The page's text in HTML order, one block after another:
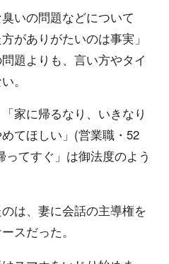
いの問題などについて
がありがたいのは事実」
題よりも、言い方やタイ
。
家に帰るなり、いきなり
てほしい」(営業職・52
てすぐ」は御法度のよう
は、妻に会話の主導権を
スだった。